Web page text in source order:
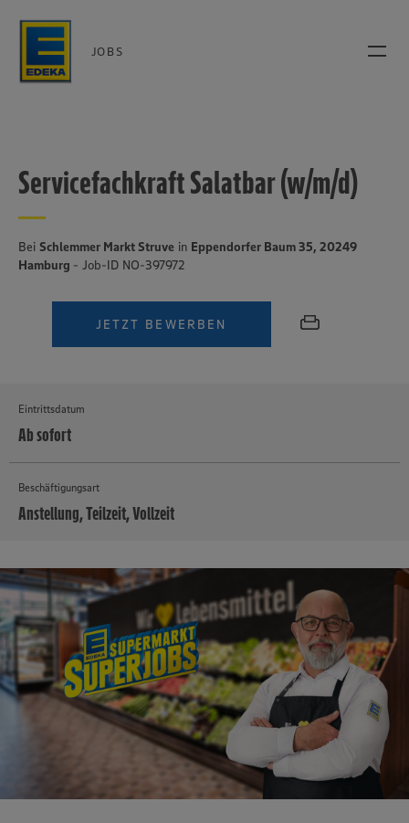
JOBS
Servicefachkraft Salatbar (w/m/d)
Bei Schlemmer Markt Struve in Eppendorfer Baum 35, 20249
Hamburg - Job-ID NO-397972
JETZT BEWERBEN
Eintrittsdatum
Ab sofort
Beschäftigungsart
Anstellung, Teilzeit, Vollzeit